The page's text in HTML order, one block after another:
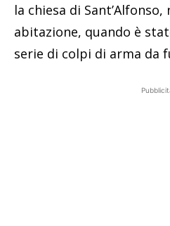
la chiesa di
abitazione, quando è
serie di colpi di arma da